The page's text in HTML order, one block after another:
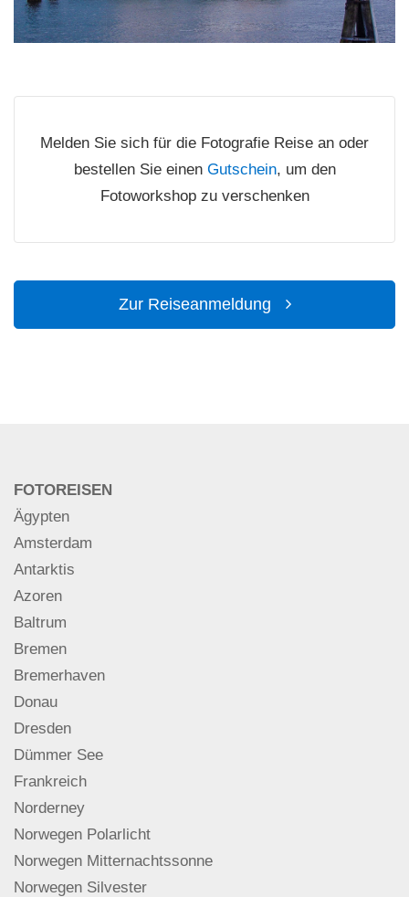
Melden Sie sich für die Fotografie Reise an oder
bestellen Sie einen Gutschein, um den
Fotoworkshop zu verschenken
Zur Reiseanmeldung
FOTOREISEN
Ägypten
Amsterdam
Antarktis
Azoren
Baltrum
Bremen
Bremerhaven
Donau
Dresden
Dümmer See
Frankreich
Norderney
Norwegen Polarlicht
Norwegen Mitternachtssonne
Norwegen Silvester